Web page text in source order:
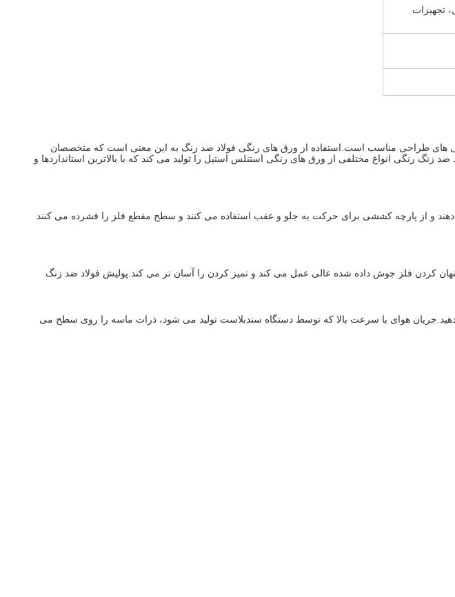
تجهیزات
های طراحی مناسب است.استفاده از ورق های رنگی فولاد ضد زنگ به این معنی است که متخصصان
رنگی انواع مختلفی از ورق های رنگی استنلس استیل را تولید می کند که با بالاترین استانداردها و
از پارچه کششی برای حرکت به جلو و عقب استفاده می کنند و سطح مقطع فلز را فشرده می کنند
کردن فلز جوش داده شده عالی عمل می کند و تمیز کردن را آسان تر می کند.پولیش فولاد ضد زنگ
هوای با سرعت بالا که توسط دستگاه سندبلاست تولید می شود، ذرات ماسه را روی سطح می